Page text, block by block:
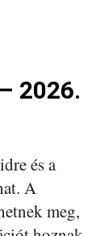
2026.
és a
A
meg,